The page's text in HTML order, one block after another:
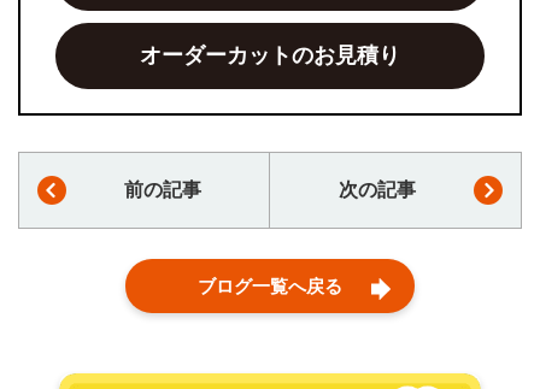
オーダーカットのお見積り
前の記事 次の記事
ブログ一覧へ戻る